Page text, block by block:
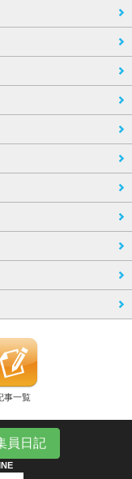
事一覧
員日記